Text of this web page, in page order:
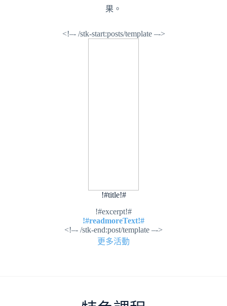
果。
<!–- /stk-start:posts/template –->
!#title!#
!#excerpt!#
!#readmoreText!#
<!–- /stk-end:post/template –->
更多活動